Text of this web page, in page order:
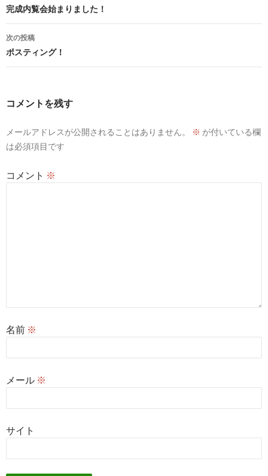
稿
ナ
ビ
ゲ
ョ
完成内覧会始まりました！
次の投稿
ポスティング！
コメントを残す
メールアドレスが公開されることはありません。 ※ が付いている欄
は必須項目です
コメント ※
名前 ※
メール ※
サイト